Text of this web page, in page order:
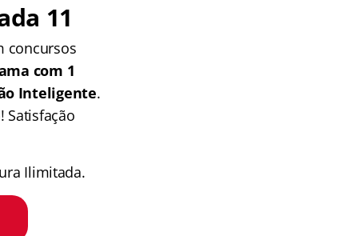
11
concursos
com 1
Inteligente.
Satisfação
Ilimitada.